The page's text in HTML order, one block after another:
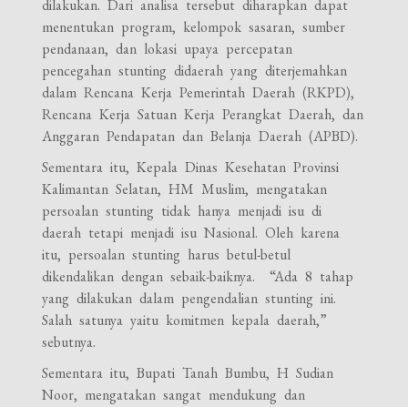
dilakukan. Dari analisa tersebut diharapkan dapat
menentukan program, kelompok sasaran, sumber
pendanaan, dan lokasi upaya percepatan
pencegahan stunting didaerah yang diterjemahkan
dalam Rencana Kerja Pemerintah Daerah (RKPD),
Rencana Kerja Satuan Kerja Perangkat Daerah, dan
Anggaran Pendapatan dan Belanja Daerah (APBD).
Sementara itu, Kepala Dinas Kesehatan Provinsi
Kalimantan Selatan, HM Muslim, mengatakan
persoalan stunting tidak hanya menjadi isu di
daerah tetapi menjadi isu Nasional. Oleh karena
itu, persoalan stunting harus betul-betul
dikendalikan dengan sebaik-baiknya. “Ada 8 tahap
yang dilakukan dalam pengendalian stunting ini.
Salah satunya yaitu komitmen kepala daerah,”
sebutnya.
Sementara itu, Bupati Tanah Bumbu, H Sudian
Noor, mengatakan sangat mendukung dan